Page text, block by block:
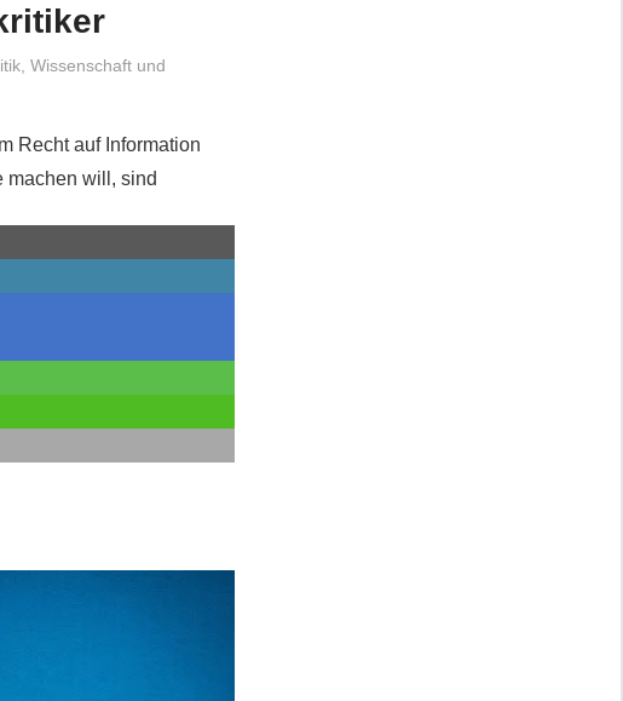
, Wissenschaft und
Recht auf Information
machen will, sind